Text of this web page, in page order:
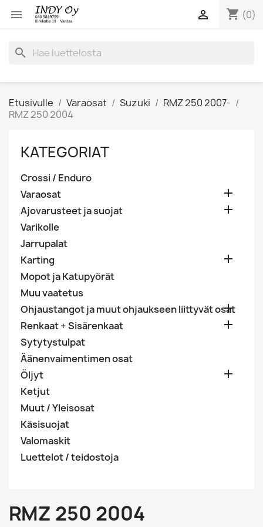
 shopping_cart (0)

search
Etusivulle Varaosat Suzuki
RMZ 250 2007-
RMZ 250 2004
KATEGORIAT
Crossi / Enduro
Varaosat

Ajovarusteet ja suojat 
Varikolle
Jarrupalat
Karting

Mopot ja Katupyörät
Muu vaatetus
Ohjaustangot ja muut ohjaukseen liittyvät osat

Renkaat + Sisärenkaat 
Sytytystulpat
Äänenvaimentimen osat
Öljyt

Ketjut
Muut / Yleisosat
Käsisuojat
Valomaskit
Luettelot / teidostoja
RMZ 250 2004